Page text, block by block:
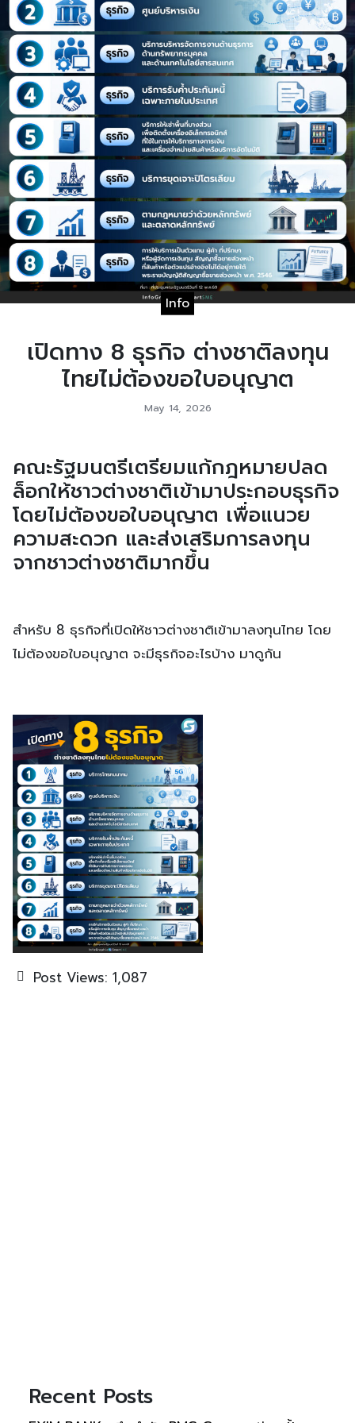
Info
เปิดทาง 8 ธุรกิจ ต่างชาติลงทุน
ไทยไม่ต้องขอใบอนุญาต
May 14, 2026
คณะรัฐมนตรีเตรียมแก้กฎหมายปลด
ล็อกให้ชาวต่างชาติเข้ามาประกอบธุรกิจ
โดยไม่ต้องขอใบอนุญาต เพื่อแนวย
ความสะดวก และส่งเสริมการลงทุน
จากชาวต่างชาติมากขึ้น
สำหรับ 8 ธุรกิจที่เปิดให้ชาวต่างชาติเข้ามาลงทุนไทย โดย
ไม่ต้องขอใบอนุญาต จะมีธุรกิจอะไรบ้าง มาดูกัน
Post Views: 1,087
Recent Posts